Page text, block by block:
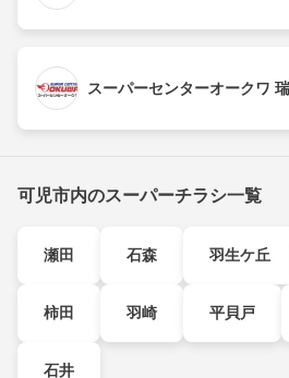
スーパーセンターオークワ
可児市内のスーパーチラシ一覧
瀬田 石森 羽生ケ丘
柿田 羽崎 平貝戸
石井